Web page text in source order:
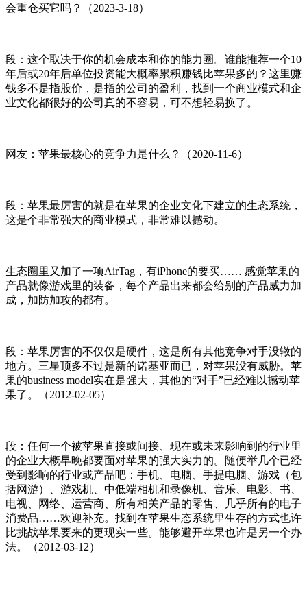
会重仓买它吗？（2023-3-18）
段：这个取决于你的机会成本和你的能力圈。谁能推荐一个10
年后或20年后单位投资能大概率累积赚钱比苹果多的？这里赚
钱多不是指股价，是指的公司的盈利，找到一个商业模式和企
业文化都很好的公司真的不容易，可不想轻易换了。
网友：苹果最核心的竞争力是什么？（2020-11-6）
段：苹果最厉害的就是在苹果的企业文化下建立的生态系统，
这是个非常强大的商业模式，非常难以撼动。
生态圈里又加了一项AirTag，有iPhone的要买…… 感觉苹果的
产品就像游戏里的装备，每个产品出来都会给别的产品威力加
成，加防加攻的都有。
段：苹果厉害的不仅仅是硬件，这是所有其他竞争对手没辙的
地方。三星顶多不过是新的诺基亚而已，对苹果没有威胁。苹
果的business model实在是强大，其他的“对手”已经难以撼动苹
果了。（2012-02-05）
段：任何一个被苹果直接或间接、现在或未来影响到的行业里
的企业大概早晚都要面对苹果的强大实力的。随便举几个已经
受到影响的行业或产品吧：手机、电脑、手提电脑、游戏（包
括网游）、游戏机、中低端相机和录像机、音乐、电影、书、
电视、网络、运营商、所有相关产品的零售、几乎所有的电子
消费品……欢迎补充。找到在苹果生态系统里生存的方式也许
比挑战苹果要来的更现实一些。能够避开苹果也许是另一个办
法。（2012-03-12）